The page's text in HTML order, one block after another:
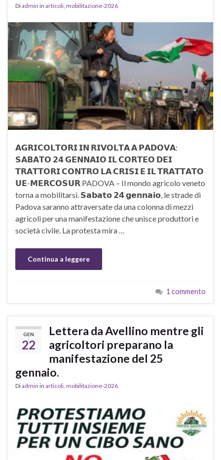
Diadmin in articoli, mobilitazione-2026
𝗔𝗚𝗥𝗜𝗖𝗢𝗟𝗧𝗢𝗥𝗜 𝗜𝗡 𝗥𝗜𝗩𝗢𝗟𝗧𝗔 𝗔 𝗣𝗔𝗗𝗢𝗩𝗔:
𝗦𝗔𝗕𝗔𝗧𝗢 𝟮𝟰 𝗚𝗘𝗡𝗡𝗔𝗜𝗢 𝗜𝗟 𝗖𝗢𝗥𝗧𝗘𝗢 𝗗𝗘𝗜
𝗧𝗥𝗔𝗧𝗧𝗢𝗥𝗜 𝗖𝗢𝗡𝗧𝗥𝗢 𝗟𝗔 𝗖𝗥𝗜𝗦𝗜 𝗘 𝗜𝗟 𝗧𝗥𝗔𝗧𝗧𝗔𝗧𝗢
𝗨𝗘-𝗠𝗘𝗥𝗖𝗢𝗦𝗨𝗥 PADOVA – Il mondo agricolo veneto
torna a mobilitarsi. 𝗦𝗮𝗯𝗮𝘁𝗼 𝟮𝟰 𝗴𝗲𝗻𝗻𝗮𝗶𝗼, le strade di
Padova saranno attraversate da una colonna di mezzi
agricoli per una manifestazione che unisce produttori e
società civile. La protesta mira …
Continua a leggere
1 commento
GEN
22
Lettera da Avellino mentre gli
agricoltori preparano la
manifestazione del 25
gennaio.
Diadmin in articoli mobilitazione-2026